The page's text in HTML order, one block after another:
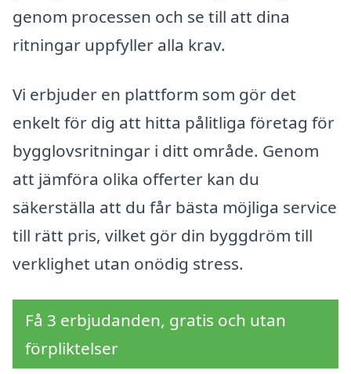
genom processen och se till att dina
ritningar uppfyller alla krav.
Vi erbjuder en plattform som gör det
enkelt för dig att hitta pålitliga företag för
bygglovsritningar i ditt område. Genom
att jämföra olika offerter kan du
säkerställa att du får bästa möjliga service
till rätt pris, vilket gör din byggdröm till
verklighet utan onödig stress.
Få 3 erbjudanden, gratis och utan
förpliktelser